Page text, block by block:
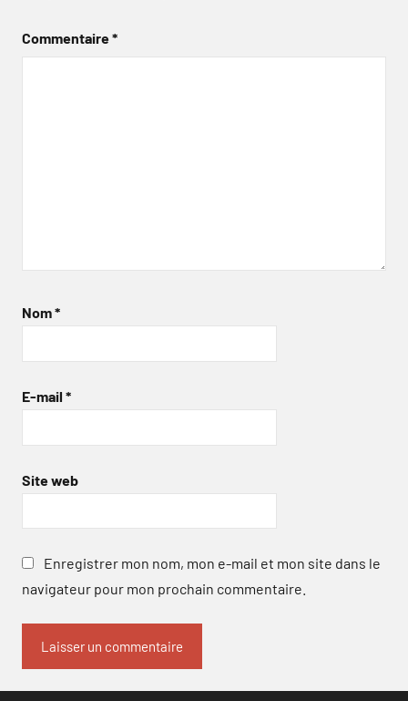
Commentaire*
Nom*
E-mail *
Site web
Enregistrer mon nom, mon e-mail et mon site dans le
navigateur pour mon prochain commentaire.